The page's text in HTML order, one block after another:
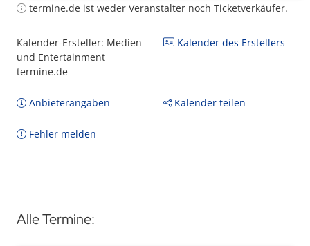
termine.de ist weder Veranstalter noch Ticketverkäufer.
Kalender-Ersteller: Medien
und Entertainment
termine.de
Kalender des Erstellers
Anbieterangaben Kalender teilen
Fehler melden
Alle Termine: